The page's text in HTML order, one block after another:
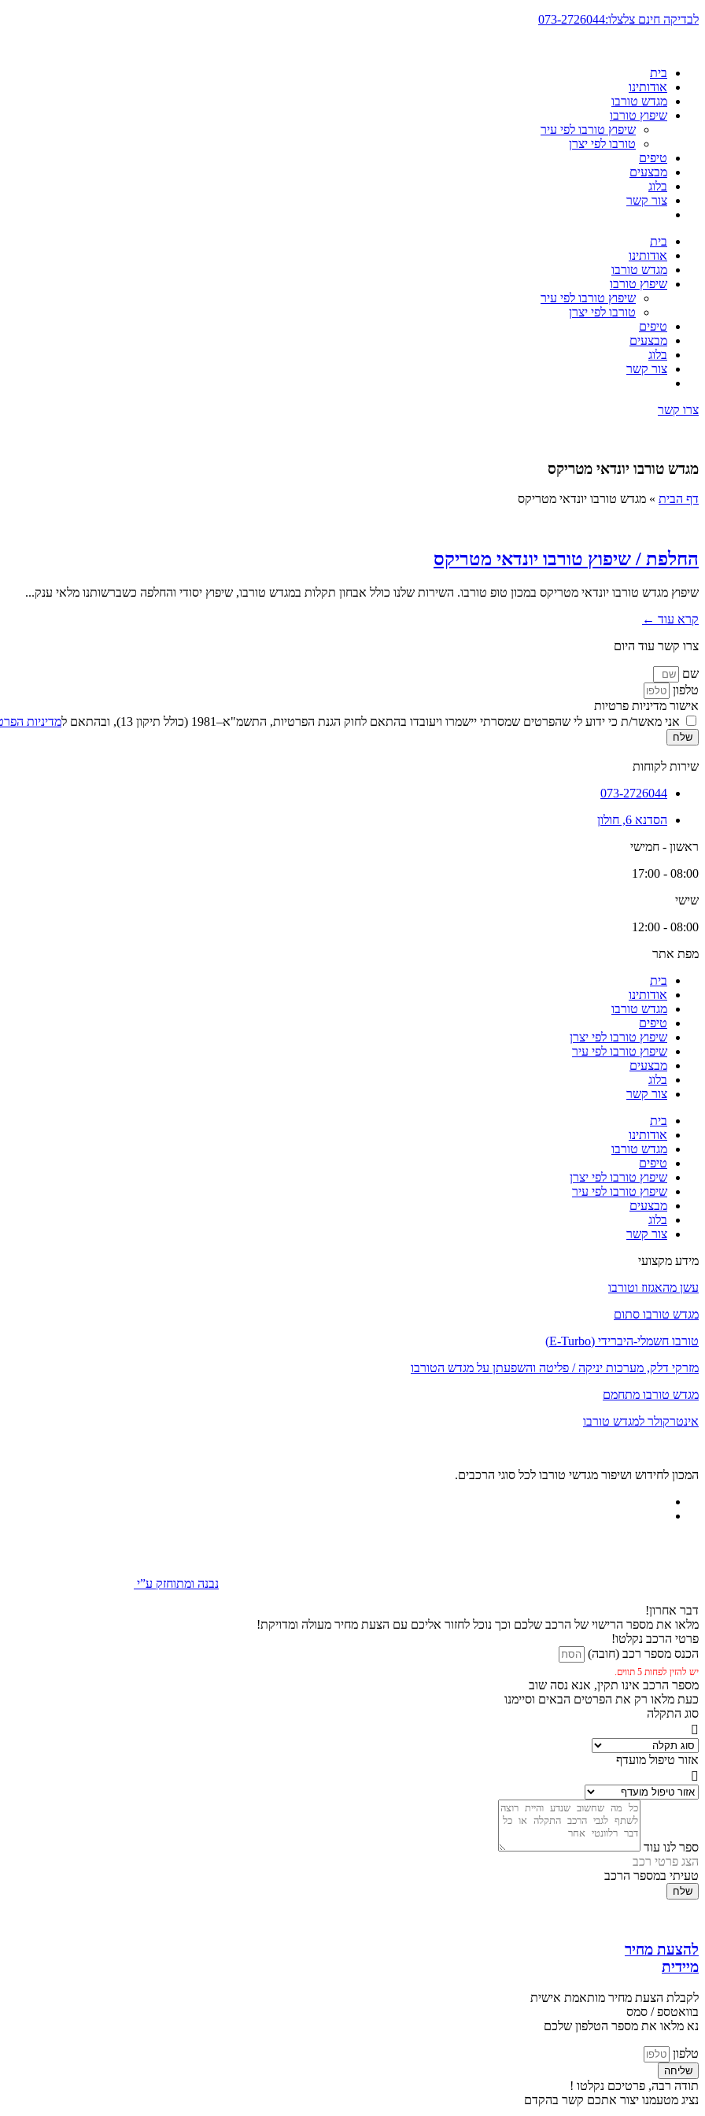
דלג
לבדיקה חינם צלצלו:073-2726044
בית
אודותינו
מגדש טורבו
שיפוץ טורבו
שיפוץ טורבו לפי עיר
טורבו לפי יצרן
טיפים
מבצעים
בלוג
צור קשר
בית
אודותינו
מגדש טורבו
שיפוץ טורבו
שיפוץ טורבו לפי עיר
טורבו לפי יצרן
טיפים
מבצעים
בלוג
צור קשר
צרו קשר
מגדש טורבו יונדאי מטריקס
דף הבית » מגדש טורבו יונדאי מטריקס
החלפת / שיפוץ טורבו יונדאי מטריקס
שיפוץ מגדש טורבו יונדאי מטריקס במכון טופ טורבו. השירות שלנו כולל אבחון תקלות במגדש טורבו, שיפוץ יסודי והחלפה כשברשותנו מלאי ענק...
קרא עוד ←
צרו קשר עוד היום
שם
טלפון
אישור מדיניות פרטיות
אני מאשר/ת כי ידוע לי שהפרטים שמסרתי יישמרו ויעובדו בהתאם לחוק הגנת הפרטיות, התשמ"א–1981 (כולל תיקון 13), ובהתאם ל
מדיניות
שלח
שירות לקוחות
073-2726044
הסדנא 6, חולון
ראשון - חמישי
08:00 - 17:00
שישי
08:00 - 12:00
מפת אתר
בית
אודותינו
מגדש טורבו
טיפים
שיפוץ טורבו לפי יצרן
שיפוץ טורבו לפי עיר
מבצעים
בלוג
צור קשר
בית
אודותינו
מגדש טורבו
טיפים
שיפוץ טורבו לפי יצרן
שיפוץ טורבו לפי עיר
מבצעים
בלוג
צור קשר
מידע מקצועי
עשן מהאגזוז וטורבו
מגדש טורבו סתום
טורבו חשמלי-היברידי (E-Turbo)
מזרקי דלק, מערכות יניקה / פליטה והשפעתן על מגדש הטורבו
מגדש טורבו מתחמם
אינטרקולר למגדש טורבו
המכון לחידוש ושיפור מגדשי טורבו לכל סוגי הרכבים.
נבנה ומתוחזק ע”י
דבר אחרון!
מלאו את מספר הרישוי של הרכב שלכם וכך נוכל לחזור אליכם עם הצעת מחיר מעולה ומדויקת!
פרטי הרכב נקלטו!
הכנס מספר רכב (חובה)
יש להזין לפחות 5 תווים.
מספר הרכב אינו תקין, אנא נסה שוב
כעת מלאו רק את הפרטים הבאים וסיימנו
סוג התקלה
אזור טיפול מועדף
ספר לנו עוד
הצג פרטי רכב
טעיתי במספר הרכב
שלח
להצעת מחיר
מיידית
לקבלת הצעת מחיר מותאמת אישית
בוואטספ / סמס
נא מלאו את מספר הטלפון שלכם
טלפון
שליחה
תודה רבה, פרטיכם נקלטו !
נציג מטעמנו יצור אתכם קשר בהקדם